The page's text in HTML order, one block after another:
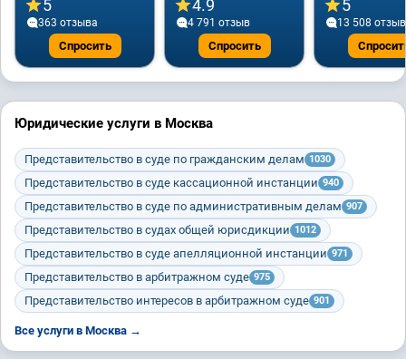
5
363 отзывa
Спросить
4.9
4 791 отзыв
Спросить
5
13 508
Юридические услуги в Москва
Представительство в суде по гражданским делам 1030
Представительство в суде кассационной инстанции 940
Представительство в суде по административным делам 907
Представительство в судах общей юрисдикции 1012
Представительство в суде апелляционной инстанции 971
Представительство в арбитражном суде 975
Представительство интересов в арбитражном суде 901
Все услуги в Москва →